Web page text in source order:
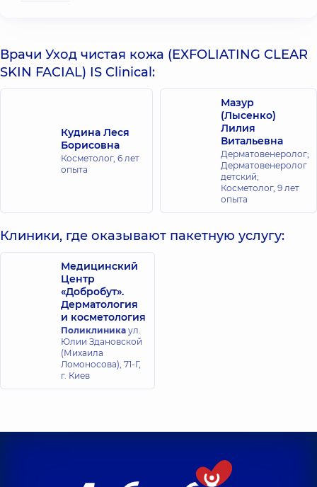
Врачи Уход чистая кожа (EXFOLIATING CLEAR
SKIN FACIAL) IS Clinical:
Кудина Леся
Борисовна
Косметолог, 6 лет
опыта
Мазур
(Лысенко)
Лилия
Витальевна
Дерматовенеролог;
Дерматовенеролог
детский;
Косметолог, 9 лет
опыта
Клиники, где оказывают пакетную услугу:
Медицинский
Центр
«Добробут».
Дерматология
и косметология
Поликлиника ул.
Юлии Здановской
(Михаила
Ломоносова), 71-Г,
г. Киев